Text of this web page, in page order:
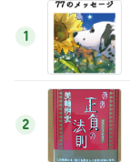
1
2